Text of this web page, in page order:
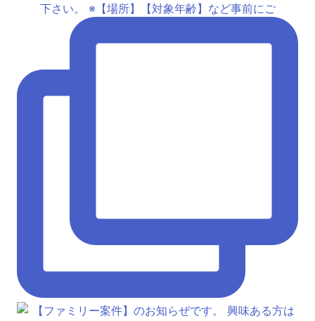
下さい。 ※【場所】【対象年齢】など事前にご